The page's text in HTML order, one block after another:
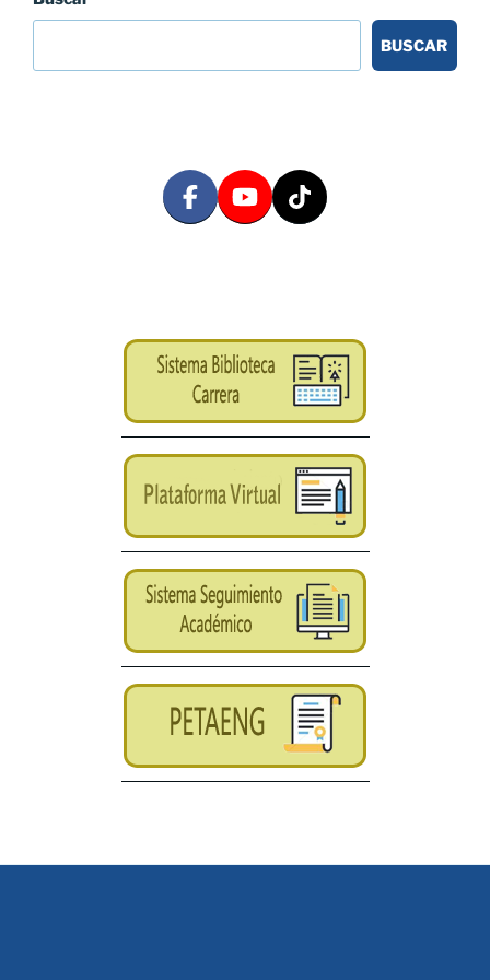
BUSCAR